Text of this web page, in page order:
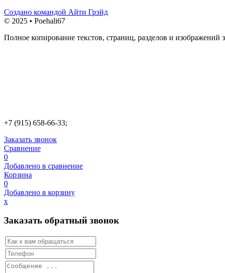
Создано командой Айти Грэйд
© 2025 • Poehali67
Полное копирование текстов, страниц, разделов и
+7 (915) 658-66-33;
Заказать звонок
Сравнение
0
Добавлено в сравнение
Корзина
0
Добавлено в корзину
х
Заказать обратный звонок